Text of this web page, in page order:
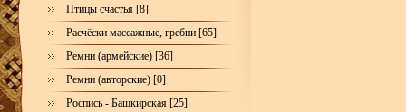
Птицы счастья [8]
Расчёски массажные, гребни [65]
Ремни (армейские) [36]
Ремни (авторские) [0]
Роспись - Башкирская [25]